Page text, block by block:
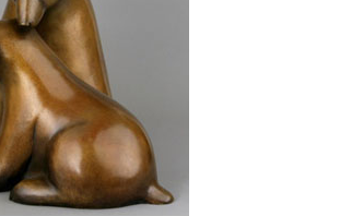
II на постаменте. 8 000.00
будет уместна статуэтка
от родителей.Символ